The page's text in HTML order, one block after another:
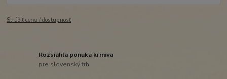
Strážiť cenu / dostupnosť
Rozsiahla ponuka krmiva
pre slovenský trh